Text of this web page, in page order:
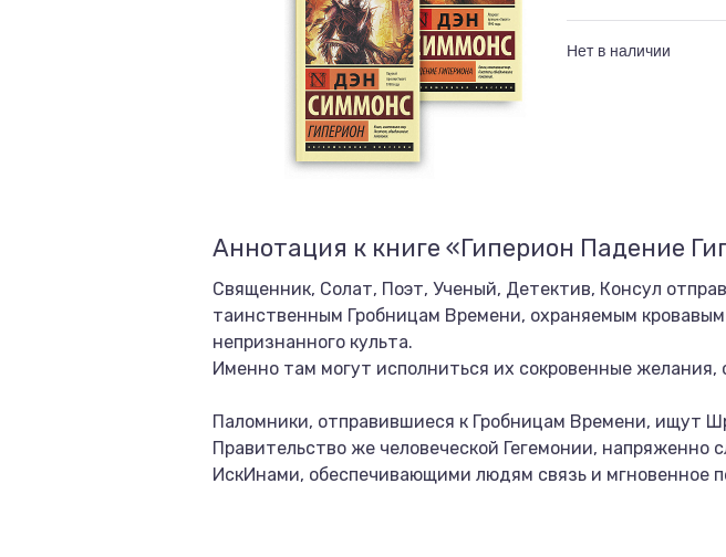
Нет в наличии
Аннотация к книге «Гиперион Падение
Священник, Солат, Поэт, Ученый, Детектив, Консул
таинственным Гробницам Времени, охраняемым
непризнанного культа.
Именно там могут исполниться их сокровенные
Паломники, отправившиеся к Гробницам Времени, ищут
Правительство же человеческой Гегемонии,
ИскИнами, обеспечивающими людям связь и мгновенное